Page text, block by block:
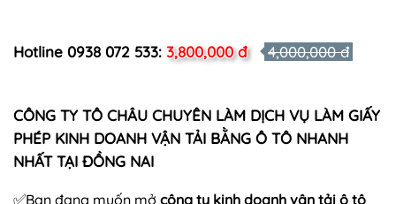
Hotline 0938 072 533: 3,800,000 đ 4,000,000 đ
CÔNG TY TÔ CHÂU CHUYÊN LÀM DỊCH VỤ LÀM GIẤY
PHÉP KINH DOANH VẬN TẢI BẰNG Ô TÔ NHANH
NHẤT TẠI ĐỒNG NAI
✅Bạn đang muốn mở công ty kinh doanh vận tải ô tô